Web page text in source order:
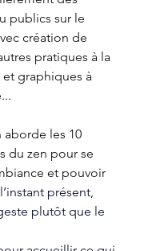
publics sur le
création de
pratiques à la
graphiques à
les 10
du zen pour se
et pouvoir
l’instant présent,
plutôt que le